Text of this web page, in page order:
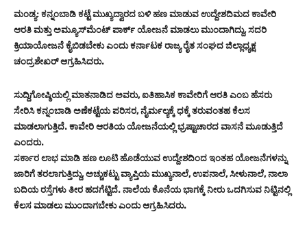
ಮಂಡ್ಯ: ಕನ್ನಂಬಾಡಿ ಕಟ್ಟೆ ಮುಖ್ಯದ್ವಾರದ ಬಳಿ ಹಣ ಮಾಡುವ ಉದ್ದೇಶದಿಮದ ಕಾವೇರಿ
ಆರತಿ ಮತ್ತು ಅಮ್ಯೂಸ್‌ಮೆಂಟ್ ಪಾರ್ಕ್ ಯೋಜನೆ ಮಾಡಲು ಮುಂದಾಗಿದ್ದು, ಸದರಿ
ಕ್ರಿಯಾಯೋಜನೆ ಕೈಬಿಡಬೇಕು ಎಂದು ಕರ್ನಾಟಕ ರಾಜ್ಯ ರೈತ ಸಂಘದ ಜಿಲ್ಲಾಧ್ಯಕ್ಷ
ಚಂದ್ರಶೇಖರ್ ಆಗ್ರಹಿಸಿದರು.
ಸುದ್ದಿಗೋಷ್ಠಿಯಲ್ಲಿ ಮಾತನಾಡಿದ ಅವರು, ಐತಿಹಾಸಿಕ ಕಾವೇರಿಗೆ ಆರತಿ ಎಂಬ ಹೆಸರು
ಸೇರಿಸಿ ಕನ್ನಂಬಾಡಿ ಅಣೆಕಟ್ಟೆಯ ಪರಿಸರ, ನೈರ್ಮಲ್ಯಕ್ಕೆ ಧಕ್ಕೆ ತರುವಂತಹ ಕೆಲಸ
ಮಾಡಲಾಗುತ್ತಿದೆ. ಕಾವೇರಿ ಆರತಿಯ ಯೋಜನೆಯಲ್ಲಿ ಭ್ರಷ್ಟಾಚಾರದ ವಾಸನೆ ಮೂಡುತ್ತಿದೆ
ಎಂದರು.
ಸರ್ಕಾರ ಲಾಭ ಮಾಡಿ ಹಣ ಲೂಟಿ ಹೊಡೆಯುವ ಉದ್ದೇಶದಿಂದ ಇಂತಹ ಯೋಜನೆಗಳನ್ನು
ಜಾರಿಗೆ ತರಲಾಗುತ್ತಿದ್ದು, ಅಚ್ಚುಕಟ್ಟು ವ್ಯಾಪ್ತಿಯ ಮುಖ್ಯನಾಲೆ, ಉಪನಾಲೆ, ಸೀಳುನಾಲೆ, ನಾಲಾ
ಬದಿಯ ರಸ್ತೆಗಳು ತೀರ ಹದಗೆಟ್ಟಿದೆ. ನಾಲೆಯ ಕೊನೆಯ ಭಾಗಕ್ಕೆ ನೀರು ಒದಗಿಸುವ ನಿಟ್ಟಿನಲ್ಲಿ
ಕೆಲಸ ಮಾಡಲು ಮುಂದಾಗಬೇಕು ಎಂದು ಆಗ್ರಹಿಸಿದರು.